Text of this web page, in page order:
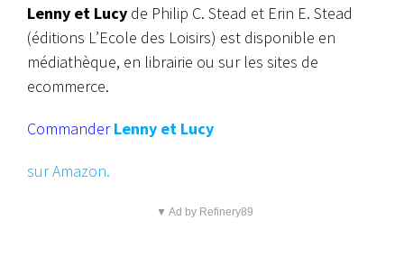
Lenny et Lucy de Philip C. Stead et Erin E. Stead
(éditions L’Ecole des Loisirs) est disponible en
médiathèque, en librairie ou sur les sites de
ecommerce.
Commander Lenny et Lucy
sur Amazon.
▼ Ad by Refinery89